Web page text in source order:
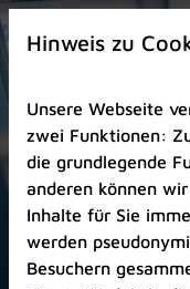
Zur
Startseite
Zum
Seitenanfang
springen
(Schnelltaste
A)
Zur
Navigation/Menü
Hinweis zu
Unsere Webseite
zwei Funktionen:
die grundlegende
anderen können
Inhalte für Sie
werden
Besuchern